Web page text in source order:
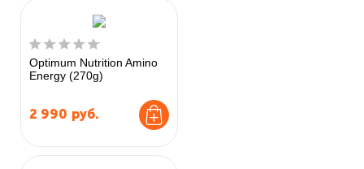
Optimum Nutrition Amino
Energy (270g)
2 990 руб.